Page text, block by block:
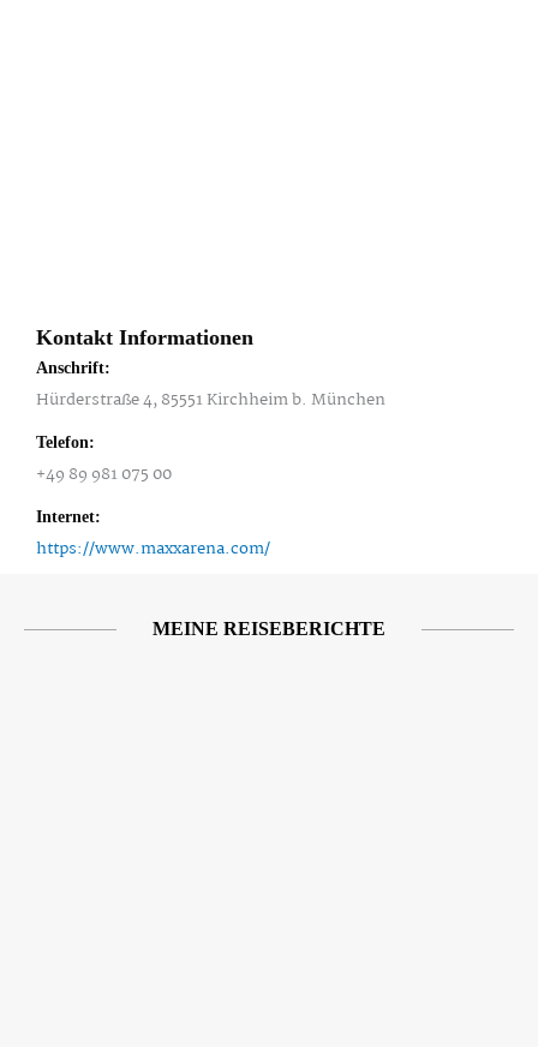
Kontakt Informationen
Anschrift:
Hürderstraße 4, 85551 Kirchheim b. München
Telefon:
+49 89 981 075 00
Internet:
https://www.maxxarena.com/
MEINE REISEBERICHTE